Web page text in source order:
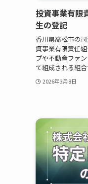
投資事業有限
生の登記
香川県高松市の
資事業有限責任
プや不動産ファ
て組成される組
2026年3月8日